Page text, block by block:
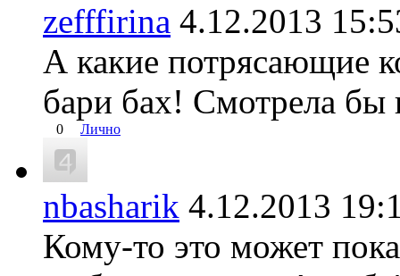
zefffirina 4.12.2013
А какие потрясающие
бари бах! Смотрела бы
0 Лично
nbasharik 4.12.2013
Кому-то это может